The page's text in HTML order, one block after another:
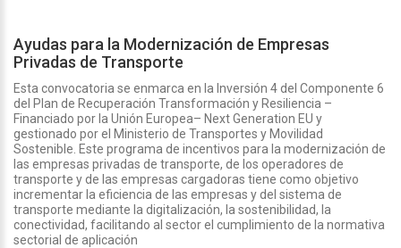
Ayudas para la Modernización de Empresas
Privadas de Transporte
Esta convocatoria se enmarca en la Inversión 4 del Componente 6
del Plan de Recuperación Transformación y Resiliencia –
Financiado por la Unión Europea– Next Generation EU y
gestionado por el Ministerio de Transportes y Movilidad
Sostenible. Este programa de incentivos para la modernización de
las empresas privadas de transporte, de los operadores de
transporte y de las empresas cargadoras tiene como objetivo
incrementar la eficiencia de las empresas y del sistema de
transporte mediante la digitalización, la sostenibilidad, la
conectividad, facilitando al sector el cumplimiento de la normativa
sectorial de aplicación